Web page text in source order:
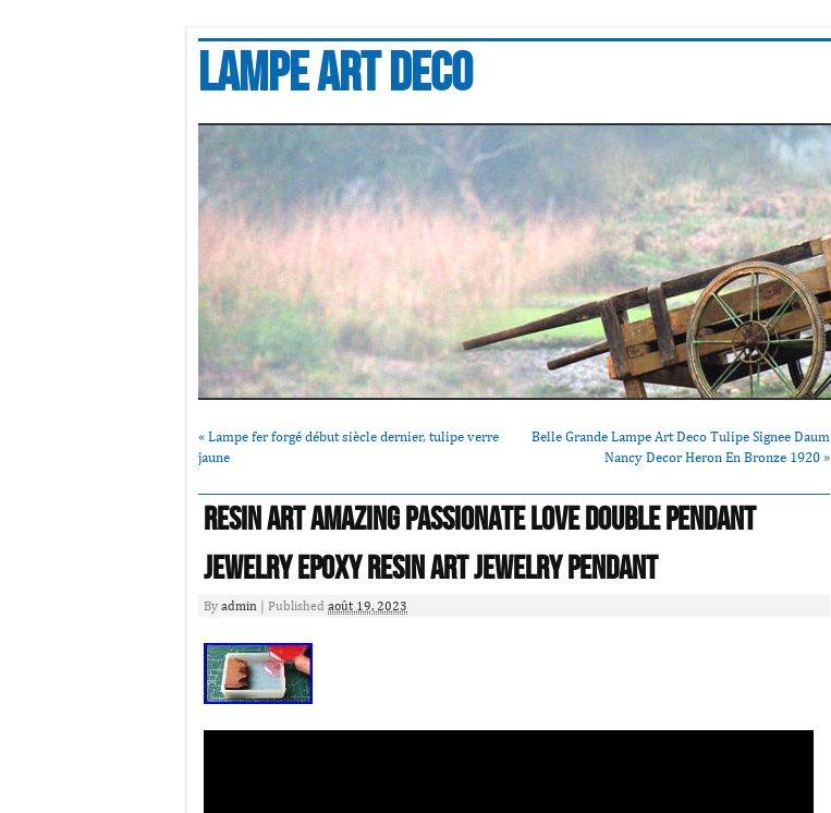
Lampe art deco
« Lampe fer forgé début siècle dernier, tulipe verre
jaune
Belle Grande Lampe Art Deco Tulipe Signee Daum
Nancy Decor Heron En Bronze 1920 »
Resin Art Amazing Passionate Love Double Pendant
Jewelry Epoxy Resin Art Jewelry Pendant
By admin Published août 19, 2023